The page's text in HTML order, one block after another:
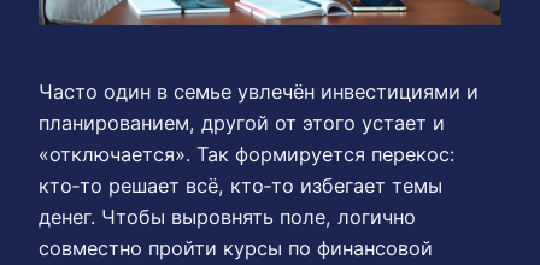
Часто один в семье увлечён инвестициями и
планированием, другой от этого устает и
«отключается». Так формируется перекос:
кто‑то решает всё, кто‑то избегает темы
денег. Чтобы выровнять поле, логично
совместно пройти курсы по финансовой